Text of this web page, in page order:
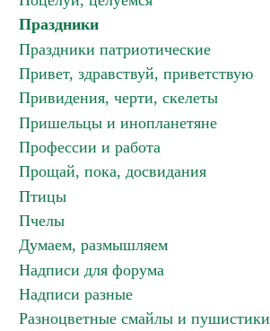
Праздники
Праздники патриотические
Привет, здравствуй, приветствую
Привидения, черти, скелеты
Пришельцы и инопланетяне
Профессии и работа
Прощай, пока, досвидания
Птицы
Пчелы
Думаем, размышляем
Надписи для форума
Надписи разные
Разноцветные смайлы и пушистики